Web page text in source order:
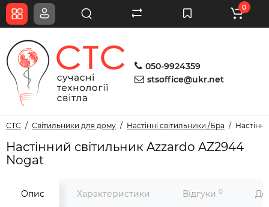
050-9924359
stsoffice@ukr.net
0
СТС Світильники для дому Настінні світильники /Бра
Настінний світильник Azzardo AZ2944
Nogat
Опис Характеристики Відгуки 0